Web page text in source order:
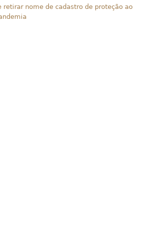
retirar nome de cadastro de proteção ao